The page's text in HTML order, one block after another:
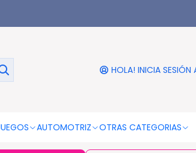
HOLA! INICIA SESIÓN
AUTOMOTRIZ OTRAS CATEGORIAS
Purpura - Ps
Cabello Htc
Purpura - Ps
Violeta